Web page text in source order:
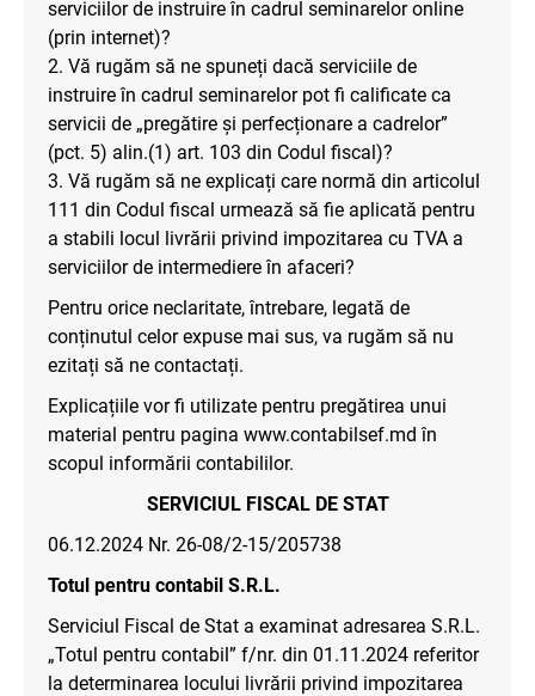
serviciilor de instruire în cadrul seminarelor online
(prin internet)?
2. Vă rugăm să ne spuneți dacă serviciile de
instruire în cadrul seminarelor pot fi calificate ca
servicii de „pregătire și perfecționare a cadrelor”
(pct. 5) alin.(1) art. 103 din Codul fiscal)?
3. Vă rugăm să ne explicați care normă din articolul
111 din Codul fiscal urmează să fie aplicată pentru
a stabili locul livrării privind impozitarea cu TVA a
serviciilor de intermediere în afaceri?
Pentru orice neclaritate, întrebare, legată de
conținutul celor expuse mai sus, va rugăm să nu
ezitați să ne contactați.
Explicațiile vor fi utilizate pentru pregătirea unui
material pentru pagina www.contabilsef.md în
scopul informării contabililor.
SERVICIUL FISCAL DE STAT
06.12.2024 Nr. 26-08/2-15/205738
Totul pentru contabil S.R.L.
Serviciul Fiscal de Stat a examinat adresarea S.R.L.
„Totul pentru contabil” f/nr. din 01.11.2024 referitor
la determinarea locului livrării privind impozitarea